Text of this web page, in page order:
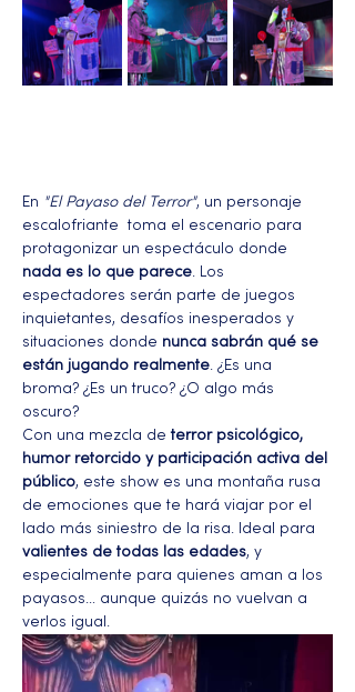
En "El Payaso del Terror", un personaje
escalofriante  toma el escenario para
protagonizar un espectáculo donde
nada es lo que parece. Los
espectadores serán parte de juegos
inquietantes, desafíos inesperados y
situaciones donde nunca sabrán qué se
están jugando realmente. ¿Es una
broma? ¿Es un truco? ¿O algo más
oscuro?
Con una mezcla de terror psicológico,
humor retorcido y participación activa del
público, este show es una montaña rusa
de emociones que te hará viajar por el
lado más siniestro de la risa. Ideal para
valientes de todas las edades, y
especialmente para quienes aman a los
payasos… aunque quizás no vuelvan a
verlos igual.